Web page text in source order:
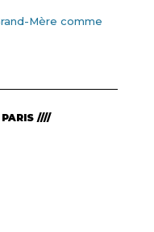
Mère comme
////